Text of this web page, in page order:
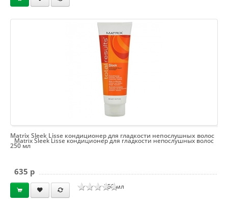
Matrix Sleek Lisse кондиционер для гладкости непослушных волос
250 мл
Matrix Sleek Lisse кондиционер для гладкости непослушных волос
250 мл
635 p